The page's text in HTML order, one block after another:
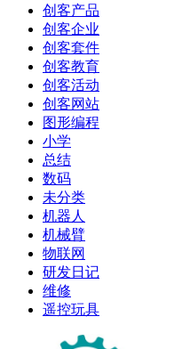
创客产品
创客企业
创客套件
创客教育
创客活动
创客网站
图形编程
小学
总结
数码
未分类
机器人
机械臂
物联网
研发日记
维修
遥控玩具